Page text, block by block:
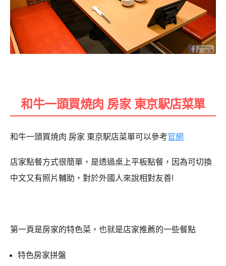
和牛一頭買焼肉 房家 東京駅店菜單
和牛一頭買焼肉 房家 東京駅店菜單可以參考官網
店家點餐方式很簡單，是透過桌上平板點餐，因為可切換
中文又有照片輔助，對於外國人來說相對友善!
第一頁是房家的特色菜，也就是店家推薦的一些餐點
特色房家拼盤